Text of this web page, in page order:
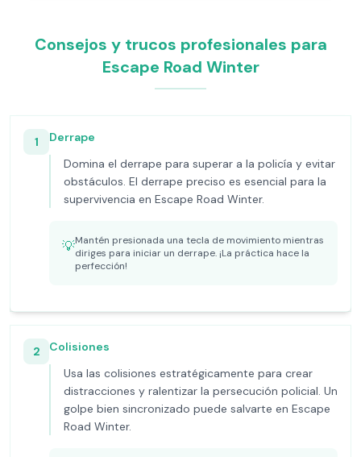
Consejos y trucos profesionales para
Escape Road Winter
1
Derrape
Domina el derrape para superar a la policía y evitar
obstáculos. El derrape preciso es esencial para la
supervivencia en Escape Road Winter.
💡Mantén presionada una tecla de movimiento mientras
diriges para iniciar un derrape. ¡La práctica hace la
perfección!
2
Colisiones
Usa las colisiones estratégicamente para crear
distracciones y ralentizar la persecución policial. Un
golpe bien sincronizado puede salvarte en Escape
Road Winter.